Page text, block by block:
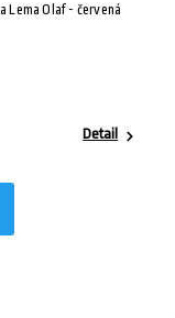
Lema Olaf - červená
Detail